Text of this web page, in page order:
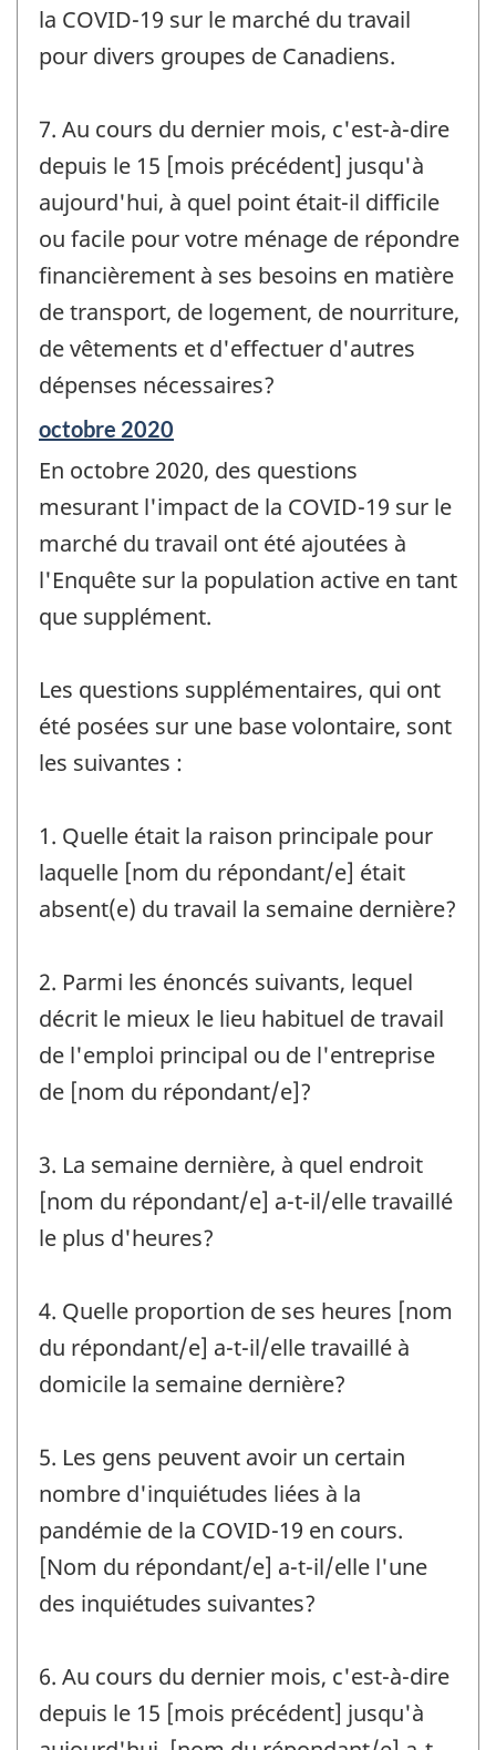
la COVID-19 sur le marché du travail
pour divers groupes de Canadiens.
7. Au cours du dernier mois, c'est-à-dire
depuis le 15 [mois précédent] jusqu'à
aujourd'hui, à quel point était-il difficile
ou facile pour votre ménage de répondre
financièrement à ses besoins en matière
de transport, de logement, de nourriture,
de vêtements et d'effectuer d'autres
dépenses nécessaires?
Période
référence
de
-
octobre 2020
En octobre 2020, des questions
mesurant l'impact de la COVID-19 sur le
marché du travail ont été ajoutées à
l'Enquête sur la population active en tant
que supplément.
Les questions supplémentaires, qui ont
été posées sur une base volontaire, sont
les suivantes :
1. Quelle était la raison principale pour
laquelle [nom du répondant/e] était
absent(e) du travail la semaine dernière?
2. Parmi les énoncés suivants, lequel
décrit le mieux le lieu habituel de travail
de l'emploi principal ou de l'entreprise
de [nom du répondant/e]?
3. La semaine dernière, à quel endroit
[nom du répondant/e] a-t-il/elle travaillé
le plus d'heures?
4. Quelle proportion de ses heures [nom
du répondant/e] a-t-il/elle travaillé à
domicile la semaine dernière?
5. Les gens peuvent avoir un certain
nombre d'inquiétudes liées à la
pandémie de la COVID-19 en cours.
[Nom du répondant/e] a-t-il/elle l'une
des inquiétudes suivantes?
6. Au cours du dernier mois, c'est-à-dire
depuis le 15 [mois précédent] jusqu'à